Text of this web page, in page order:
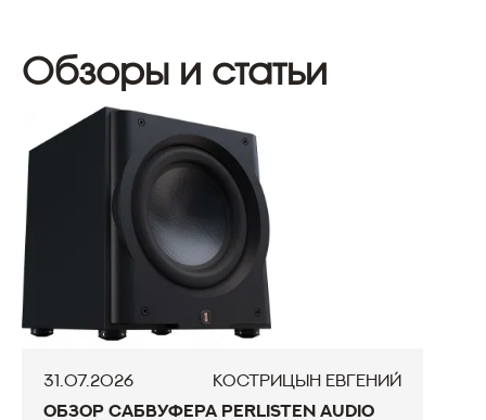
Обзоры и статьи
31.07.2026
Кострицын Евгений
Обзор сабвуфера Perlisten Audio